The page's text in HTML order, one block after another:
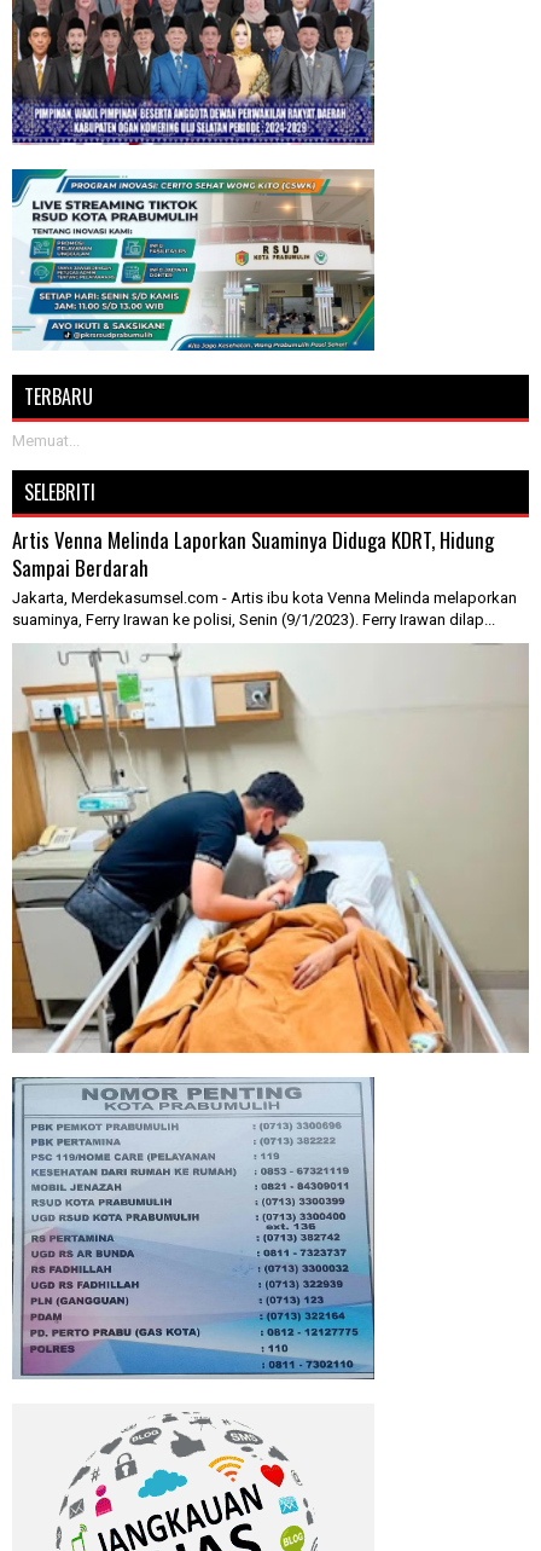
TERBARU
Memuat...
SELEBRITI
Artis Venna Melinda Laporkan Suaminya Diduga KDRT, Hidung
Sampai Berdarah
Jakarta, Merdekasumsel.com - Artis ibu kota Venna Melinda melaporkan
suaminya, Ferry Irawan ke polisi, Senin (9/1/2023). Ferry Irawan dilap...